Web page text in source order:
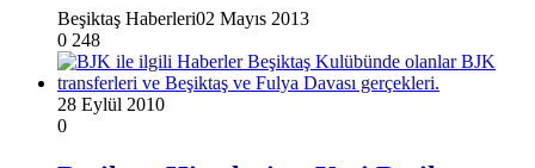
Beşiktaş Haberleri02 Mayıs 2013
0 248
28 Eylül 2010
0